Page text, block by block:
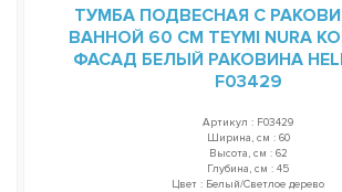
ТУМБА ПОДВЕСНАЯ С
ВАННОЙ 60 СМ TEYMI NURA
ФАСАД БЕЛЫЙ РАКОВИНА
F03429
Артикул : F03429
Ширина, см : 60
Высота, см : 62
Глубина, см : 45
Цвет : Белый/Светлое дерево